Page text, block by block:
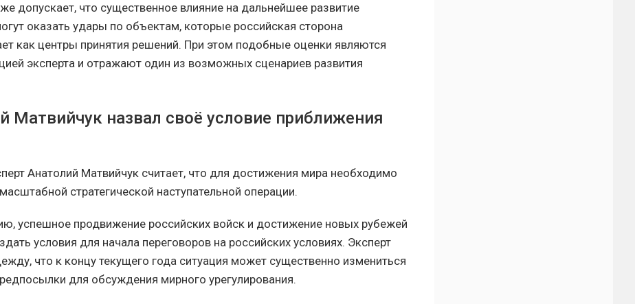
допускает, что существенное влияние на дальнейшее развитие
оказать удары по объектам, которые российская сторона
как центры принятия решений. При этом подобные оценки являются
эксперта и отражают один из возможных сценариев развития
Матвийчук назвал своё условие приближения
Анатолий Матвийчук считает, что для достижения мира необходимо
стратегической наступательной операции.
успешное продвижение российских войск и достижение новых рубежей
условия для начала переговоров на российских условиях. Эксперт
что к концу текущего года ситуация может существенно измениться
для обсуждения мирного урегулирования.